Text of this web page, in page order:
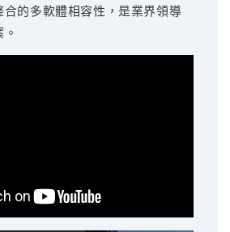
的多軟體相容性，是業界領導